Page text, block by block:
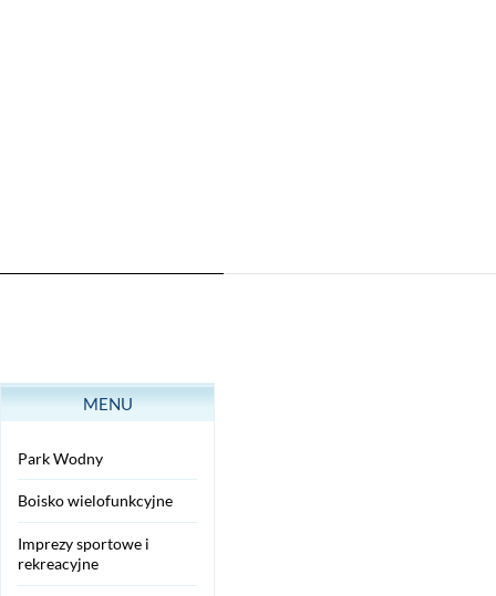
MENU
Park Wodny
Boisko wielofunkcyjne
Imprezy sportowe i
rekreacyjne